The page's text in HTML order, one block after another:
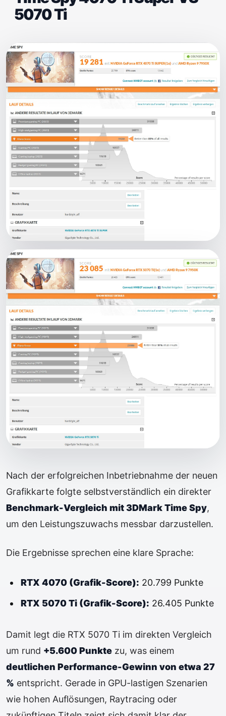
5070 Ti
Nach der erfolgreichen Inbetriebnahme der neuen
Grafikkarte folgte selbstverständlich ein direkter
Benchmark-Vergleich mit 3DMark Time Spy,
um den Leistungszuwachs messbar darzustellen.
Die Ergebnisse sprechen eine klare Sprache:
RTX 4070 (Grafik-Score): 20.799 Punkte
RTX 5070 Ti (Grafik-Score): 26.405 Punkte
Damit legt die RTX 5070 Ti im direkten Vergleich
um rund +5.600 Punkte zu, was einem
deutlichen Performance-Gewinn von etwa 27
% entspricht. Gerade in GPU-lastigen Szenarien
wie hohen Auflösungen, Raytracing oder